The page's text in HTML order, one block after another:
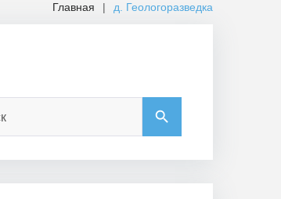
Главная | д. Геологоразведка
search